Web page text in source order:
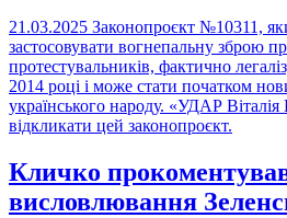
21.03.2025 Законопроєкт №10311,
застосовувати вогнепальну зброю
протестувальників, фактично
2014 році і може стати початком
українського народу. «УДАР
відкликати цей законопроєкт.
Кличко
висловлювання